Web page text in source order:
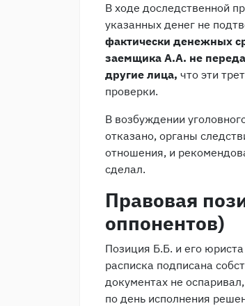
В ходе доследственной
указанных денег не
фактически денежных
заемщика А.А. не
другие лица, что эти
проверки.
В возбуждении
отказано, органы
отношения, и
сделал.
Правовая
оппонентов)
Позиция Б.Б. и его
расписка подписана
документах не
по день исполнения